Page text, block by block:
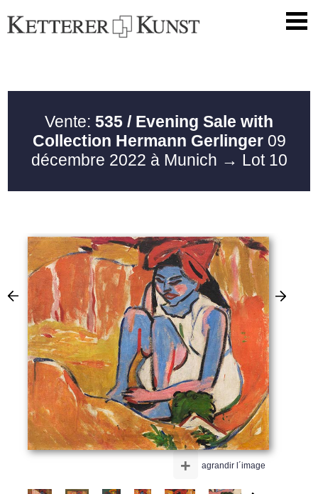
Vente: 535 / Evening Sale with
Collection Hermann Gerlinger09
décembre 2022 à Munich → Lot 10
agrandir l´image
+